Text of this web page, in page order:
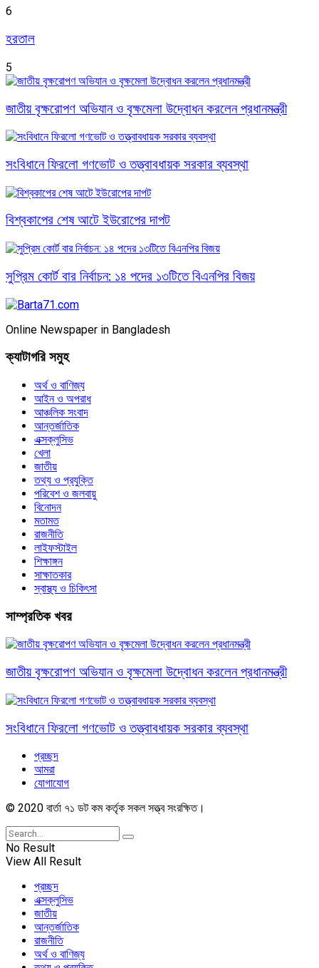
6
হরতাল
5
জাতীয় বৃক্ষরোপণ অভিযান ও বৃক্ষমেলা উদ্বোধন করলেন প্রধানমন্ত্রী
সংবিধানে ফিরলো গণভোট ও তত্ত্বাবধায়ক সরকার ব্যবস্থা
বিশ্বকাপের শেষ আটে ইউরোপের দাপট
সুপ্রিম কোর্ট বার নির্বাচন: ১৪ পদের ১৩টিতে বিএনপির বিজয়
Online Newspaper in Bangladesh
ক্যাটাগরি সমুহ
অর্থ ও বাণিজ্য
আইন ও অপরাধ
আঞ্চলিক সংবাদ
আন্তর্জাতিক
এক্সক্লুসিভ
খেলা
জাতীয়
তথ্য ও প্রযুক্তি
পরিবেশ ও জলবায়ু
বিনোদন
মতামত
রাজনীতি
লাইফস্টাইল
শিক্ষাঙ্গন
সাক্ষাতকার
স্বাস্থ্য ও চিকিৎসা
সাম্প্রতিক খবর
জাতীয় বৃক্ষরোপণ অভিযান ও বৃক্ষমেলা উদ্বোধন করলেন প্রধানমন্ত্রী
সংবিধানে ফিরলো গণভোট ও তত্ত্বাবধায়ক সরকার ব্যবস্থা
প্রচ্ছদ
আমরা
যোগাযোগ
© 2020 বার্তা ৭১ ডট কম কর্তৃক সকল সত্ত্ব সংরক্ষিত।
No Result
View All Result
প্রচ্ছদ
এক্সক্লুসিভ
জাতীয়
আন্তর্জাতিক
রাজনীতি
অর্থ ও বাণিজ্য